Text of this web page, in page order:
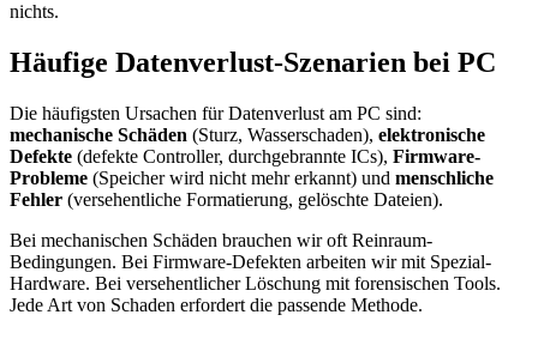
nichts.
Häufige Datenverlust-Szenarien bei PC
Die häufigsten Ursachen für Datenverlust am PC sind:
mechanische Schäden (Sturz, Wasserschaden), elektronische
Defekte (defekte Controller, durchgebrannte ICs), Firmware-
Probleme (Speicher wird nicht mehr erkannt) und menschliche
Fehler (versehentliche Formatierung, gelöschte Dateien).
Bei mechanischen Schäden brauchen wir oft Reinraum-
Bedingungen. Bei Firmware-Defekten arbeiten wir mit Spezial-
Hardware. Bei versehentlicher Löschung mit forensischen Tools.
Jede Art von Schaden erfordert die passende Methode.